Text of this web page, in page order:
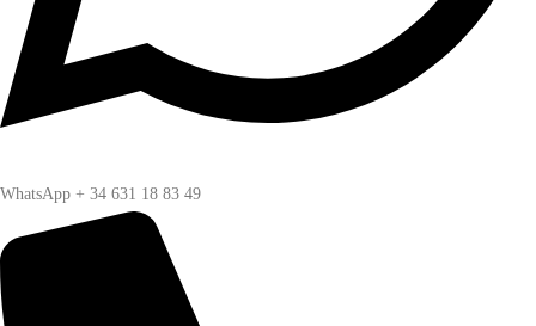
WhatsApp + 34 631 18 83 49